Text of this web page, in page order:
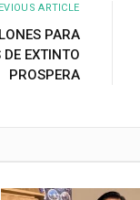
ARTICLE
PARA
EXTINTO
PROSPERA